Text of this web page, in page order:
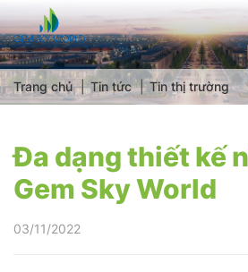
Trang chủ Tin tức Tin thị trường
Đa dạng thiết kế
Gem Sky World
03/11/2022